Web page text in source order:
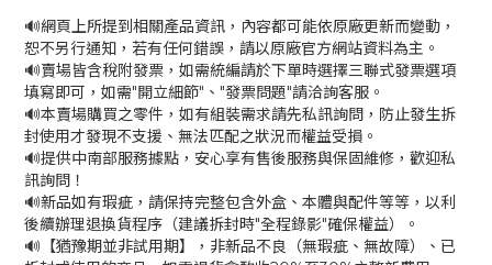
🔊網頁上所提到相關產品資訊，內容都可能依原廠更新而變動，
恕不另行通知，若有任何錯誤，請以原廠官方網站資料為主。
🔊賣場皆含稅附發票，如需統編請於下單時選擇三聯式發票選項
填寫即可，如需"開立細節"、"發票問題"請洽詢客服。
🔊本賣場購買之零件，如有組裝需求請先私訊詢問，防止發生拆
封使用才發現不支援、無法匹配之狀況而權益受損。
🔊提供中南部服務據點，安心享有售後服務與保固維修，歡迎私
訊詢問！
🔊新品如有瑕疵，請保持完整包含外盒、本體與配件等等，以利
後續辦理退換貨程序（建議拆封時"全程錄影"確保權益）。
🔊【猶豫期並非試用期】，非新品不良（無瑕疵、無故障）、已